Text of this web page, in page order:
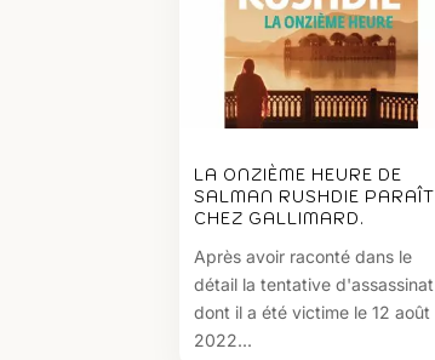
LA ONZIÈME HEURE DE
SALMAN RUSHDIE PARAÎT
CHEZ GALLIMARD.
Après avoir raconté dans le
détail la tentative d'assassinat
dont il a été victime le 12 août
2022...